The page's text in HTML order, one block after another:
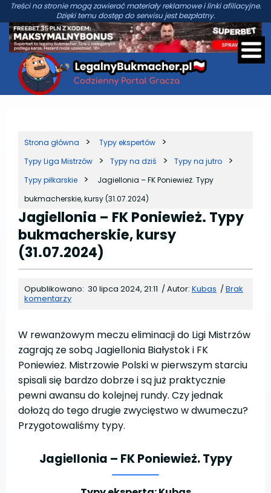
Treści na stronie mogą zawierać materiały reklamowe i linki afiliacyjne.
Dzięki temu dostęp do serwisu jest bezpłatny.
Strona główna
Typy ekspertów
Typy Liga Mistrzów
Typy na dziś
Typy na jutro
Typy piłkarskie
Jagiellonia – FK Poniewież. Typy
bukmacherskie, kursy (31.07.2024)
Jagiellonia – FK Poniewież. Typy
bukmacherskie, kursy
(31.07.2024)
Opublikowano: 30 lipca 2024, 21:11 /Autor: Kubas /Brak
komentarzy
W rewanżowym meczu eliminacji do Ligi Mistrzów
zagrają ze sobą Jagiellonia Białystok i FK
Poniewież. Mistrzowie Polski w pierwszym starciu
spisali się bardzo dobrze i są już praktycznie
pewni awansu do kolejnej rundy. Czy jednak
dołożą do tego drugie zwycięstwo w dwumeczu?
Przygotowaliśmy typy.
Jagiellonia – FK Poniewież. Typy